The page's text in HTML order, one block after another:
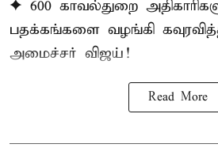
✦ 600 காவல்துறை
பதக்கங்களை வழங்கி
அமைச்சர் விஜய்!
Read More